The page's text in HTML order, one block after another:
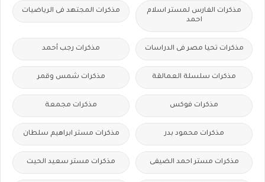
مذكرات الفارس لمستر اسلام
احمد
مذكرات المجتهد فى الرياضيات
مذكرات تحيا مصر فى الدراسات مذكرات رجب أحمد
مذكرات سلسلة العمالقة مذكرات شمس وقمر
مذكرات فوكس مذكرات مجمعة
مذكرات محمود بدر مذكرات مستر ابراهيم سلطان
مذكرات مستر احمد الضيفى مذكرات مستر سعيد الحيت